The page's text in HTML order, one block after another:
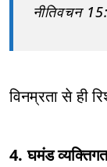
नीतिवचन
विनम्रता से ही
4. घमंड